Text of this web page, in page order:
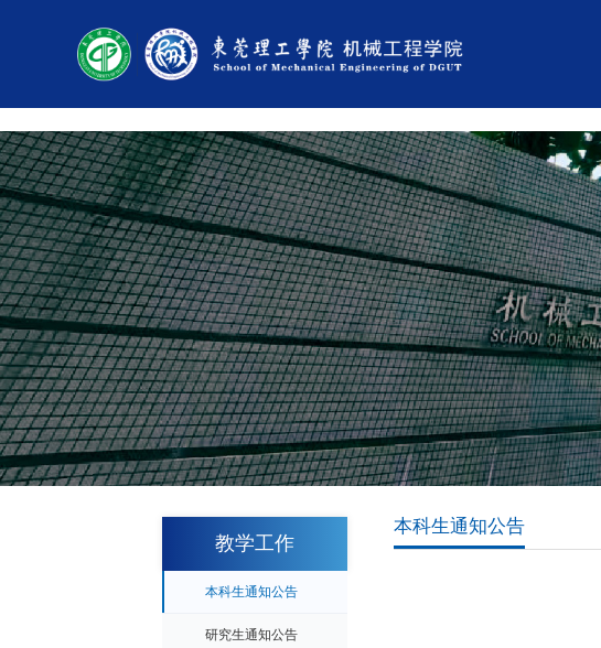
教学工作
本科生通知公告
研究生通知公告
本科生通知公告